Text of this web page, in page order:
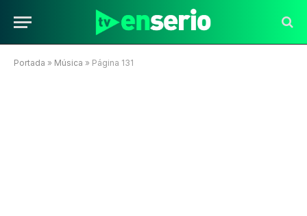
Portada » Música » Página 131